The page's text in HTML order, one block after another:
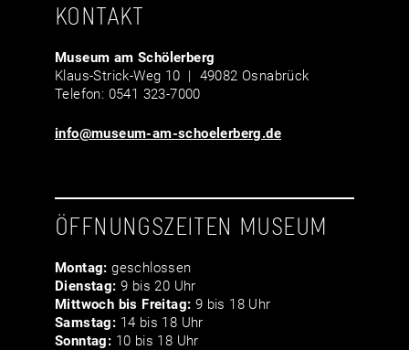
KONTAKT
Museum am Schölerberg
Klaus-Strick-Weg 10 | 49082 Osnabrück
Telefon: 0541 323-7000
info@museum-am-schoelerberg.de
ÖFFNUNGSZEITEN MUSEUM
Montag: geschlossen
Dienstag: 9 bis 20 Uhr
Mittwoch bis Freitag: 9 bis 18 Uhr
Samstag: 14 bis 18 Uhr
Sonntag: 10 bis 18 Uhr